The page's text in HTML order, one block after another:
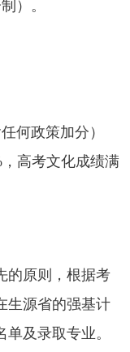
）。
何政策加分）
，高考文化成绩满
的原则，根据考
生源省的强基计
及录取专业。